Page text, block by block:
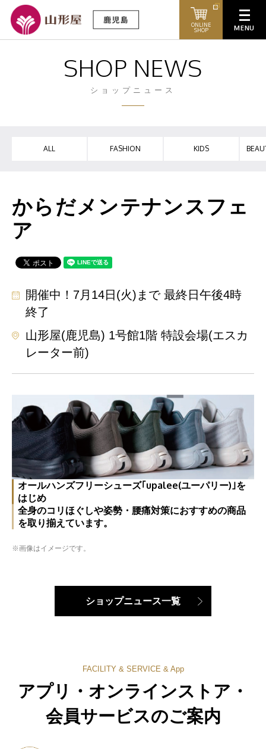
ONLINE
SHOP
SHOP NEWS
ショップニュース
ALL FASHION KIDS
からだメンテナンスフェ
ア
開催中！7月14日(火)まで 最終日午後4時
終了
山形屋(鹿児島) 1号館1階 特設会場(エスカ
レーター前)
オールハンズフリーシューズ｢upalee(ユーパリー)｣を
はじめ
全身のコリほぐしや姿勢・腰痛対策におすすめの商品
を取り揃えています。
※画像はイメージです。
ショップニュース一覧
FACILITY & SERVICE & App
アプリ・オンラインストア・
会員サービスのご案内